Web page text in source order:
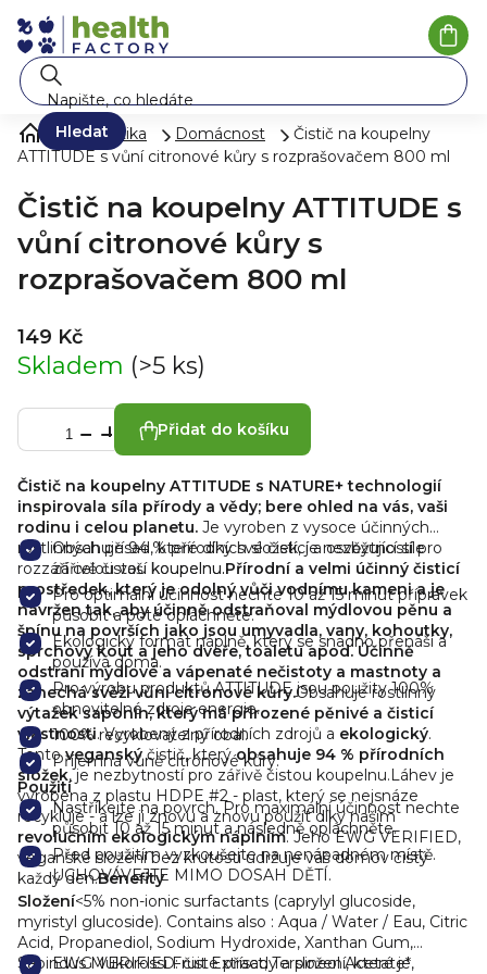
na
obsah
Hledat
Kosmetika Domácnost
Čistič na koupelny
ATTITUDE s vůní citronové kůry s rozprašovačem 800 ml
Čistič na koupelny ATTITUDE s
vůní citronové kůry s
rozprašovačem 800 ml
149 Kč
Skladem (>5 ks)
Přidat do košíku
Čistič na koupelny ATTITUDE s NATURE+ technologií
inspirovala síla přírody a vědy; bere ohled na vás, vaši
rodinu i celou planetu. Je vyroben z vysoce účinných
rostlinných přísad, které díky své čistící a osvěžující síle
rozzáří celou vaší koupelnu.Přírodní a velmi účinný čisticí
prostředek, který je odolný vůči vodnímu kameni a je
navržen tak, aby účinně odstraňoval mýdlovou pěnu a
špínu na površích jako jsou umyvadla, vany, kohoutky,
sprchový kout a jeho dveře, toaletu apod. Účinně
odstraní mýdlové a vápenaté nečistoty a mastnoty a
zanechá svěží vůni citronové kůry.Obsahuje rostlinný
výtažek saponin, který má přirozené pěnivé a čisticí
vlastnosti. Vyrobený z přírodních zdrojů a ekologický.
Tentoveganskýčistič, kterýobsahuje 94 % přírodních
složek, je nezbytností pro zářivě čistou koupelnu. Láhev je
vyrobena z plastu HDPE #2 - plast, který se nejsnáze
recykluje - a lze ji znovu a znovu použít díky našim
revolučnímekologickým náplním. Jeho EWG VERIFIED,
veganské složení bez krutostí udržuje váš domov čistý
každý den.Benefity
Obsahuje 94 % přírodních složek, je nezbytností pro
zářivě čistou koupelnu.
Pro optimální účinnost nechte 10 až 15 minut přípravek
působit a poté opláchněte.
Ekologický formát náplně, který se snadno přenáší a
používá doma.
Pro výrobu produktů ATTITUDE jsou použity 100%
obnovitelné zdroje energie.
100% recyklovatelný obal.
Příjemná vůně citronové kůry.
Použití
Nastříkejte na povrch. Pro maximální účinnost nechte
působit 10 až 15 minut a následně opláchněte.
Před použitím vyzkoušejte na nenápadném místě.
UCHOVÁVEJTE MIMO DOSAH DĚTÍ.
Složení<5% non-ionic surfactants (caprylyl glucoside,
myristyl glucoside). Contains also : Aqua / Water / Eau, Citric
Acid, Propanediol, Sodium Hydroxide, Xanthan Gum,
Sapindus Mukorossi Fruit Extract, Terpineol Acetate*,
EWG VERIFIED: čisté přísady a složení, které je